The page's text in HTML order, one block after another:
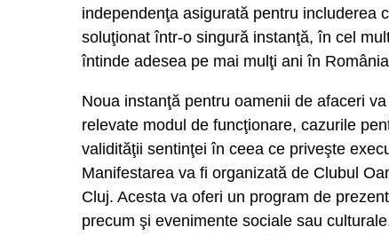
independenţa asigurată pentru includerea
soluţionat într-o singură instanţă, în cel
întinde adesea pe mai mulţi ani în
Noua instanţă pentru oamenii de afaceri
relevate modul de funcţionare, cazurile
validităţii sentinţei în ceea ce priveşte
Manifestarea va fi organizată de Clubul
Cluj. Acesta va oferi un program de
precum şi evenimente sociale sau